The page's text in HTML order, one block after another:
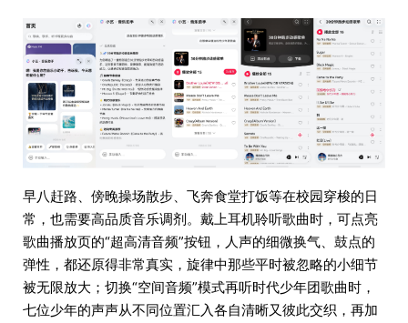
早八赶路、傍晚操场散步、飞奔食堂打饭等在校园穿梭的日
常，也需要高品质音乐调剂。戴上耳机聆听歌曲时，可点亮
歌曲播放页的“超高清音频”按钮，人声的细微换气、鼓点的
弹性，都还原得非常真实，旋律中那些平时被忽略的小细节
被无限放大；切换“空间音频”模式再听时代少年团歌曲时，
七位少年的声声从不同位置汇入各自清晰又彼此交织，再加